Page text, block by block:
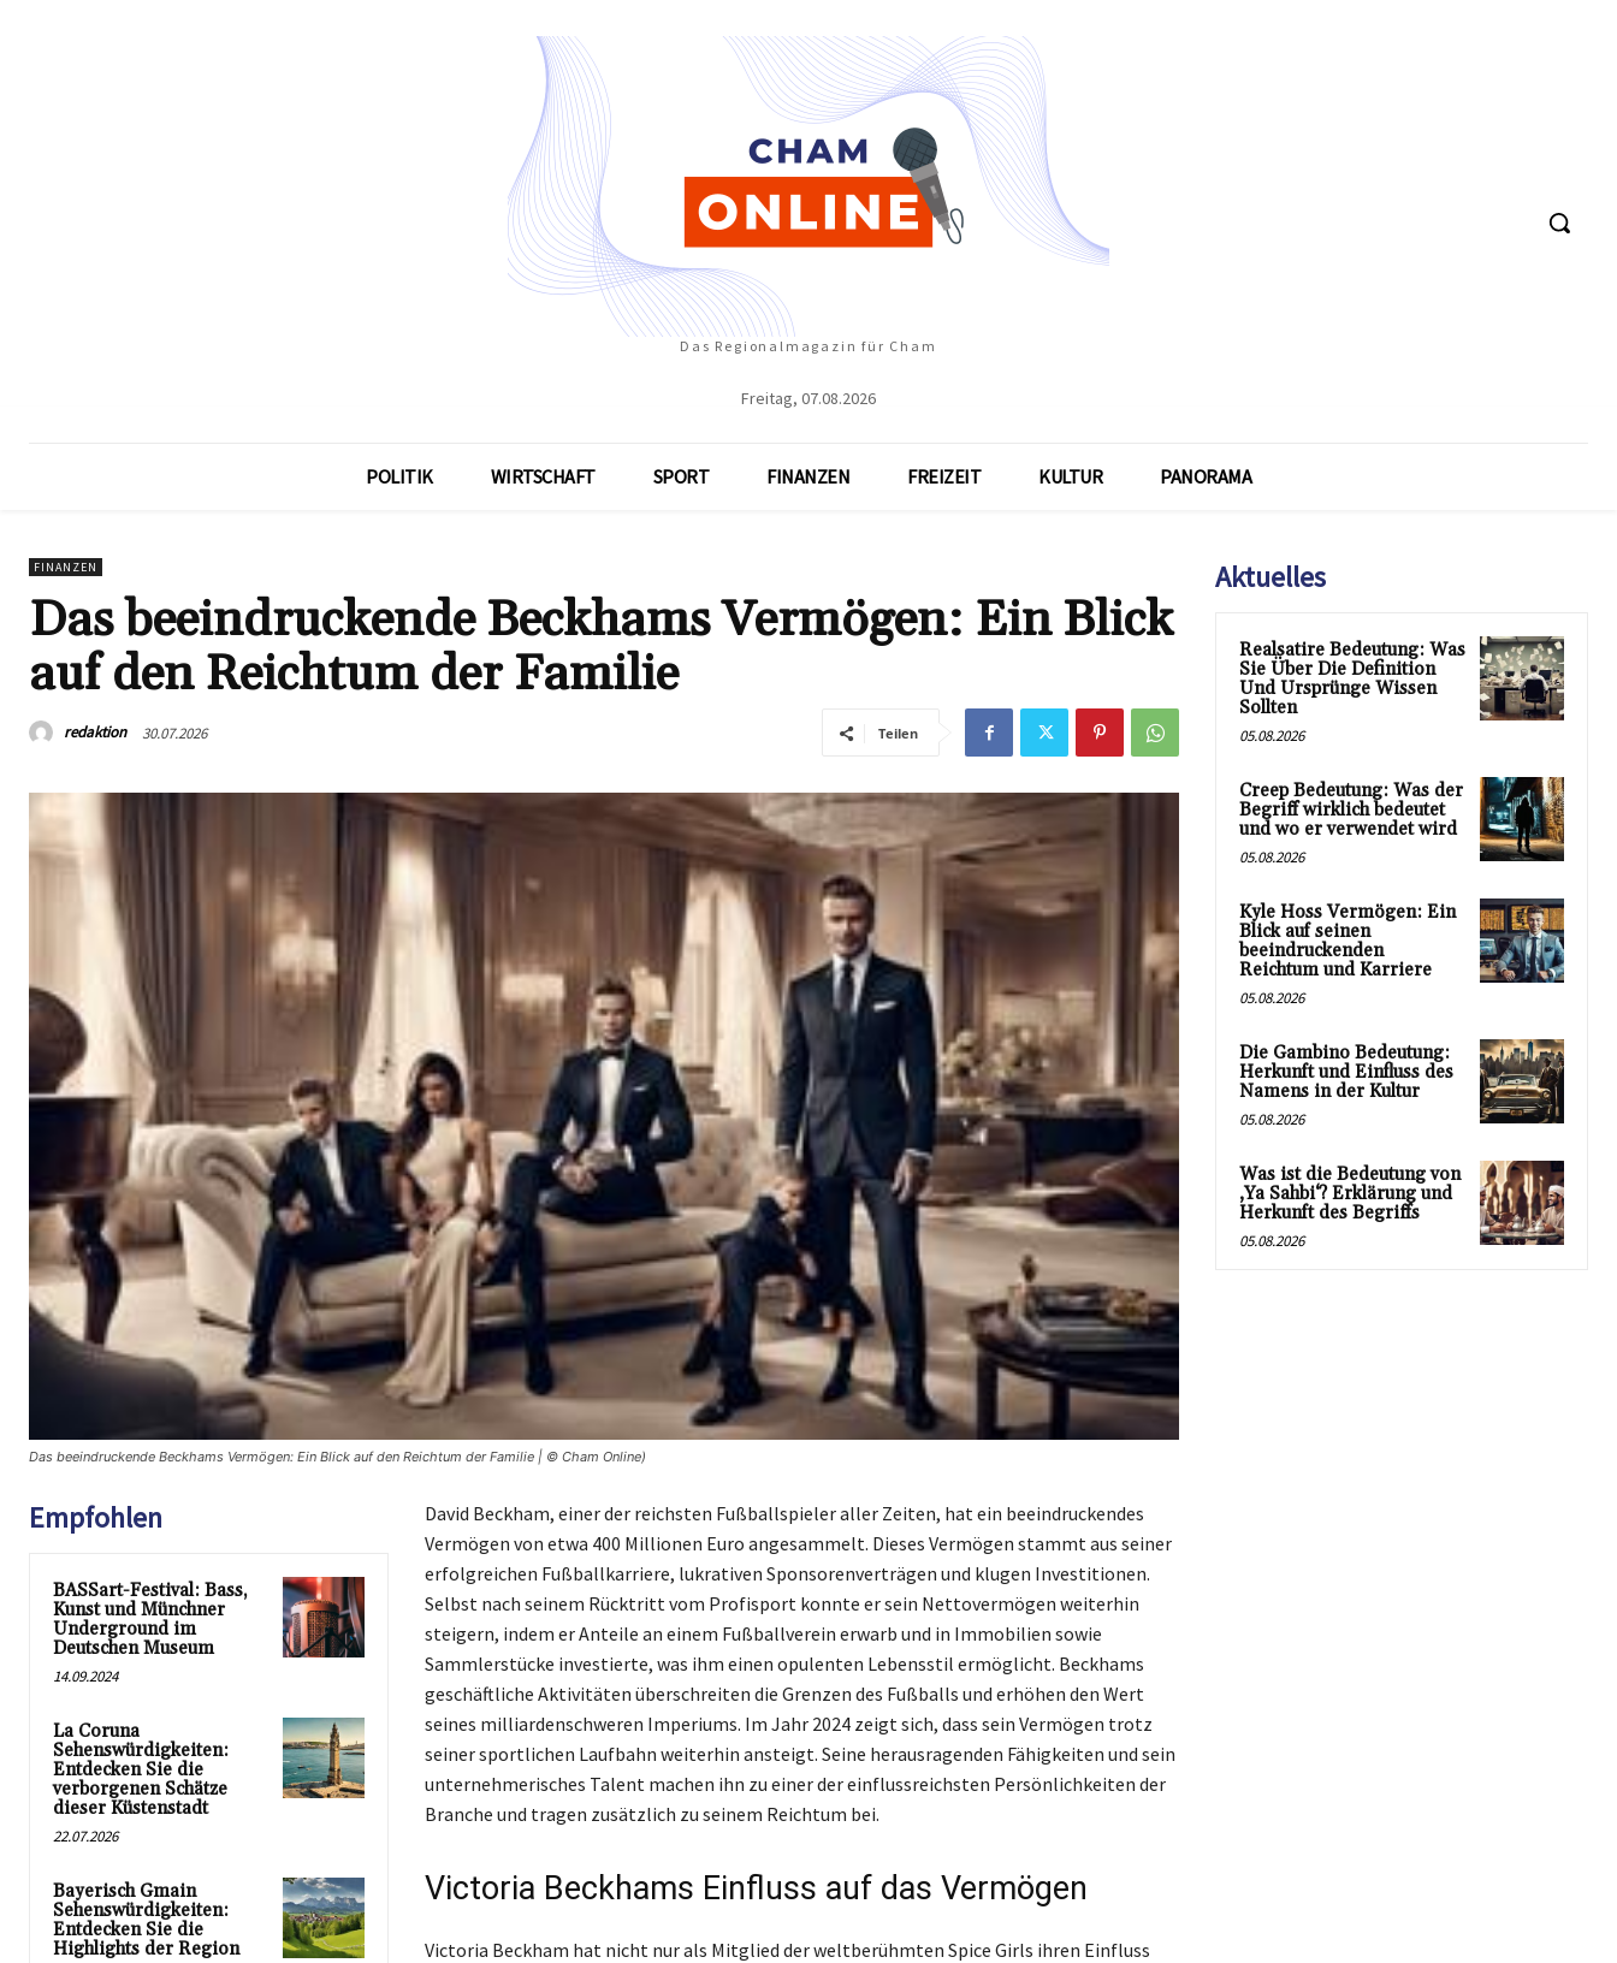
Das Regionalmagazin für Cham
Freitag, 07.08.2026
POLITIK WIRTSCHAFT SPORT FINANZEN FREIZEIT KULTUR PANORAMA
FINANZEN
Das beeindruckende Beckhams Vermögen: Ein Blick
auf den Reichtum der Familie
redaktion 30.07.2026 Teilen
Das beeindruckende Beckhams Vermögen: Ein Blick auf den Reichtum der Familie | © Cham Online)
Empfohlen
BASSart-Festival: Bass,
Kunst und Münchner
Underground im
Deutschen Museum
14.09.2024
La Coruna
Sehenswürdigkeiten:
Entdecken Sie die
verborgenen Schätze
dieser Küstenstadt
22.07.2026
Bayerisch Gmain
Sehenswürdigkeiten:
Entdecken Sie die
Highlights der Region
David Beckham, einer der reichsten Fußballspieler aller Zeiten, hat ein beeindruckendes
Vermögen von etwa 400 Millionen Euro angesammelt. Dieses Vermögen stammt aus seiner
erfolgreichen Fußballkarriere, lukrativen Sponsorenverträgen und klugen Investitionen.
Selbst nach seinem Rücktritt vom Profisport konnte er sein Nettovermögen weiterhin
steigern, indem er Anteile an einem Fußballverein erwarb und in Immobilien sowie
Sammlerstücke investierte, was ihm einen opulenten Lebensstil ermöglicht. Beckhams
geschäftliche Aktivitäten überschreiten die Grenzen des Fußballs und erhöhen den Wert
seines milliardenschweren Imperiums. Im Jahr 2024 zeigt sich, dass sein Vermögen trotz
seiner sportlichen Laufbahn weiterhin ansteigt. Seine herausragenden Fähigkeiten und sein
unternehmerisches Talent machen ihn zu einer der einflussreichsten Persönlichkeiten der
Branche und tragen zusätzlich zu seinem Reichtum bei.
Victoria Beckhams Einfluss auf das Vermögen
Victoria Beckham hat nicht nur als Mitglied der weltberühmten Spice Girls ihren Einfluss
Aktuelles
Realsatire Bedeutung: Was
Sie Über Die Definition
Und Ursprünge Wissen
Sollten
05.08.2026
Creep Bedeutung: Was der
Begriff wirklich bedeutet
und wo er verwendet wird
05.08.2026
Kyle Hoss Vermögen: Ein
Blick auf seinen
beeindruckenden
Reichtum und Karriere
05.08.2026
Die Gambino Bedeutung:
Herkunft und Einfluss des
Namens in der Kultur
05.08.2026
Was ist die Bedeutung von
‚Ya Sahbi‘? Erklärung und
Herkunft des Begriffs
05.08.2026